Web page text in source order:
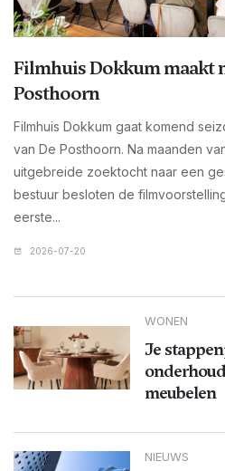
Filmhuis Dokkum maakt
Posthoorn
Filmhuis Dokkum gaat komend
van De Posthoorn. Na maanden
uitgebreide zoektocht naar een
bestuur besloten de
eerste...
2026-07-20
WONEN
Je
meubelen
NIEUWS